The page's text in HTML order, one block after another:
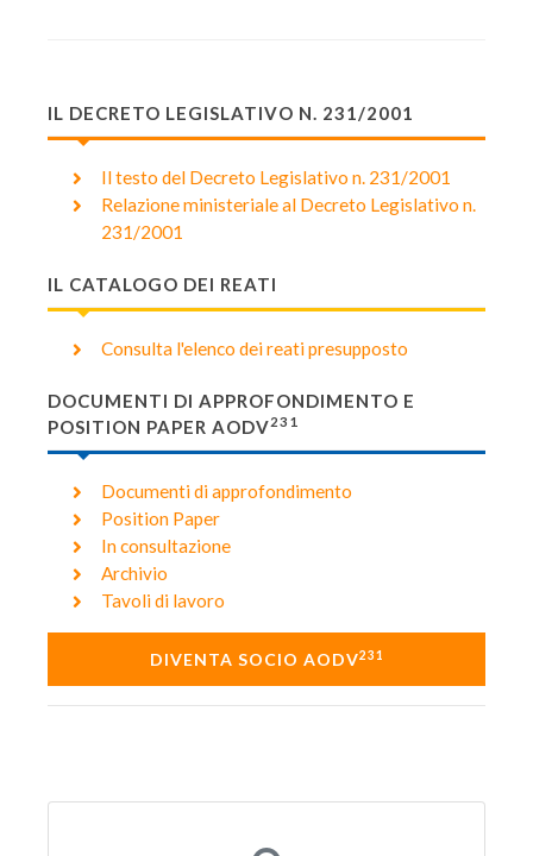
IL DECRETO LEGISLATIVO N. 231/2001
Il testo del Decreto Legislativo n. 231/2001
Relazione ministeriale al Decreto Legislativo n.
231/2001
IL CATALOGO DEI REATI
Consulta l'elenco dei reati presupposto
DOCUMENTI DI APPROFONDIMENTO E
POSITION PAPER AODV231
Documenti di approfondimento
Position Paper
In consultazione
Archivio
Tavoli di lavoro
DIVENTA SOCIO AODV231